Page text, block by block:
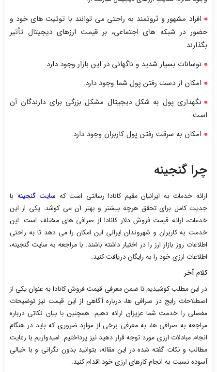
افراد مشهور و ثروتمند به راحتی می توانند با توئیت های خود و
حضور در شبکه های اجتماعی، بر قیمت ارزهای دیجیتال تأثیر
بگذارند.
نوسانات بسیار شدید و ناگهانی در این بازار وجود دارد.
امکان از دست رفتن پول شما وجود دارد.
نگهداری پول به شکل دیجیتال مشکل بزرگی برای دارندگان آن
است.
امکان به سرقت رفتن پول کاربران وجود دارد.
چرا گنجینه
ارائه خدمات به ایرانیان مقیم کانادا رسالتی است که سایت گنجینه با
جدیت کامل برای تحقق هرچه بیشتر و بهتر آن می کوشد. یکی از این
خدمات، ارائه قیمت فروش دلار کانادا از صرافی های مختلف است. این
خدمت به کاربران و شهروندان ایرانی این امکان را می دهد تا به راحتی
اطلاعات روز بازار ارز را در اختیار داشته باشند. با مراجعه به سایت گنجینه،
اطلاعات ارزی خود را به رایگان دریافت کنید.
کلام آخر
در این مطلب کوشیدیم تا ضمن معرفی قیمت فروش کانادا به عنوان یکی از
اصطلاحات رایج در صرافی ها، درباره آگاهی از این قیمت نیز توضیحات
مفصلی را خدمت شما عزیزان ارائه دهیم. همچنین با بیان نکاتی درباره
مراجعه به صرافی ها، به معرفی برخی از موارد ضروری که باید در هنگام
انجام مبادلات ارزی مورد توجه قرار دهید نیز پرداختیم. امیدواریم با رعایت
مطالب و نکات گفته شده در این مقاله، بتوانید بدون نگرانی و با خیالی
آسوده نسبت به انجام کارهای ارزی خود اقدام کنید.